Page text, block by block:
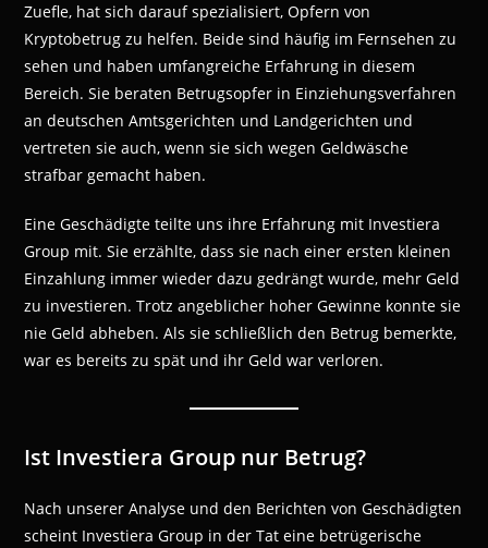
Zuefle, hat sich darauf spezialisiert, Opfern von
Kryptobetrug zu helfen. Beide sind häufig im Fernsehen zu
sehen und haben umfangreiche Erfahrung in diesem
Bereich. Sie beraten Betrugsopfer in Einziehungsverfahren
an deutschen Amtsgerichten und Landgerichten und
vertreten sie auch, wenn sie sich wegen Geldwäsche
strafbar gemacht haben.
Eine Geschädigte teilte uns ihre Erfahrung mit Investiera
Group mit. Sie erzählte, dass sie nach einer ersten kleinen
Einzahlung immer wieder dazu gedrängt wurde, mehr Geld
zu investieren. Trotz angeblicher hoher Gewinne konnte sie
nie Geld abheben. Als sie schließlich den Betrug bemerkte,
war es bereits zu spät und ihr Geld war verloren.
Ist Investiera Group nur Betrug?
Nach unserer Analyse und den Berichten von Geschädigten
scheint Investiera Group in der Tat eine betrügerische